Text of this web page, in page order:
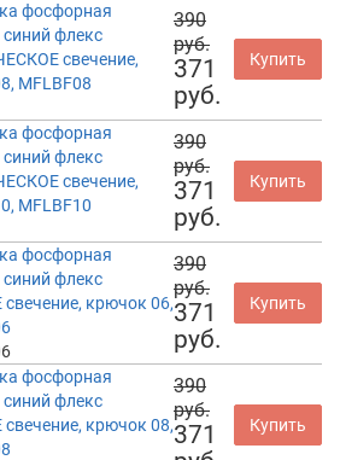
фосфорная
флекс
свечение,
MFLBF08
390
руб.
371
руб.
Купить
фосфорная
флекс
свечение,
MFLBF10
390
руб.
371
руб.
Купить
фосфорная
флекс
крючок 06,
390
руб.
371
руб.
Купить
фосфорная
флекс
крючок 08,
390
руб.
371
Купить